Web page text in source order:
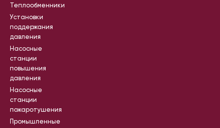
Теплообменники
Установки
поддержания
давления
Насосные
станции
повышения
давления
Насосные
станции
пожаротушения
Промышленные